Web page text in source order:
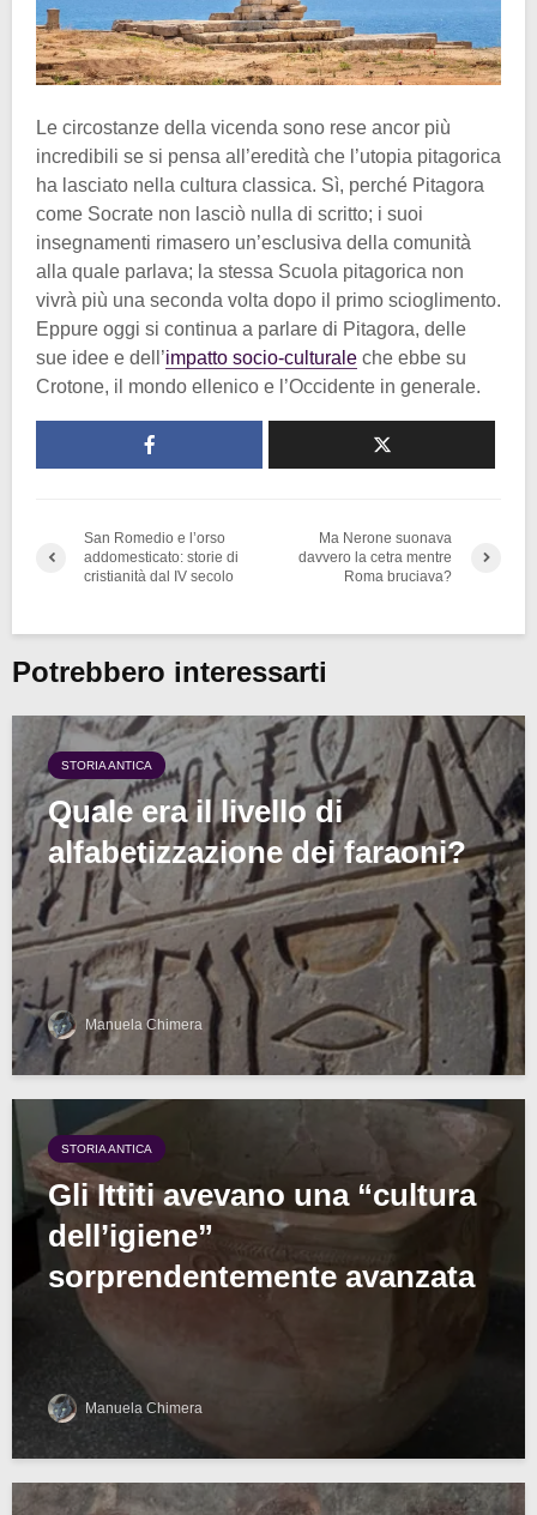
Le circostanze della vicenda sono rese ancor più
incredibili se si pensa all’eredità che l’utopia pitagorica
ha lasciato nella cultura classica. Sì, perché Pitagora
come Socrate non lasciò nulla di scritto; i suoi
insegnamenti rimasero un’esclusiva della comunità
alla quale parlava; la stessa Scuola pitagorica non
vivrà più una seconda volta dopo il primo scioglimento.
Eppure oggi si continua a parlare di Pitagora, delle
sue idee e dell’impatto socio-culturale che ebbe su
Crotone, il mondo ellenico e l’Occidente in generale.
San Romedio e l’orso
addomesticato: storie di
cristianità dal IV secolo
Ma Nerone suonava
davvero la cetra mentre
Roma bruciava?
Potrebbero interessarti
STORIA ANTICA
Quale era il livello di
alfabetizzazione dei faraoni?
Manuela Chimera
STORIA ANTICA
Gli Ittiti avevano una “cultura
dell’igiene”
sorprendentemente avanzata
Manuela Chimera